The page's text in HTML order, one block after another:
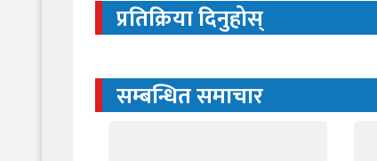
प्रतिक्रिया दिनुहोस्
सम्बन्धित समाचार